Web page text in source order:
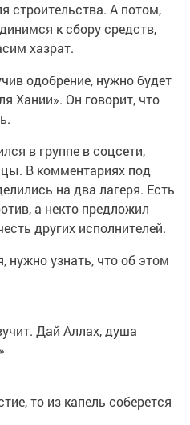
строительства. А потом,
к сбору средств,
хазрат.
одобрение, нужно будет
Хании». Он говорит, что
в группе в соцсети,
В комментариях под
на два лагеря. Есть
а некто предложил
других исполнителей.
нужно узнать, что об этом
Дай Аллах, душа
то из капель соберется